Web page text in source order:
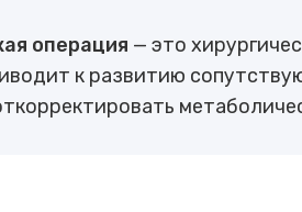
операция — это
к развитию